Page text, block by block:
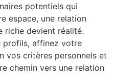
potentiels qui
espace, une relation
riche devient réalité.
profils, affinez votre
vos critères personnels et
chemin vers une relation